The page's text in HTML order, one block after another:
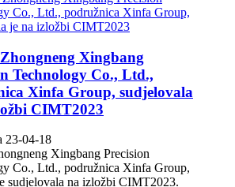
Xingbang
Technology Co., Ltd.,
Xinfa Group, sudjelovala
CIMT2023
23-04-18
Xingbang Precision
Co., Ltd., podružnica Xinfa Group,
sudjelovala na izložbi CIMT2023.